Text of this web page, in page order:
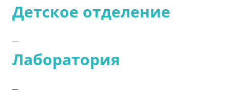
Детское отделение
Лаборатория